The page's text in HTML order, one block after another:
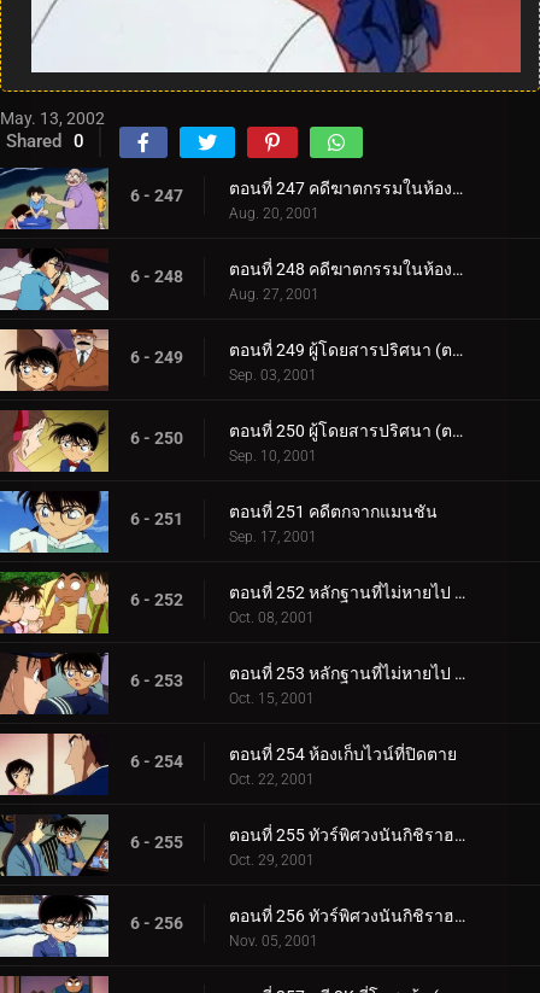
May. 13, 2002
Shared 0
6 - 247 ตอนที่ 247 คดีฆาตกรรมในห้องเรียนเครื่องปั้น (ตอนแรก)
Aug. 20, 2001
6 - 248 ตอนที่ 248 คดีฆาตกรรมในห้องเรียนเครื่องปั้น (ตอนจบ)
Aug. 27, 2001
6 - 249 ตอนที่ 249 ผู้โดยสารปริศนา (ตอนแรก)
Sep. 03, 2001
6 - 250 ตอนที่ 250 ผู้โดยสารปริศนา (ตอนจบ)
Sep. 10, 2001
6 - 251 ตอนที่ 251 คดีตกจากแมนชัน
Sep. 17, 2001
6 - 252 ตอนที่ 252 หลักฐานที่ไม่หายไป (ตอนแรก)
Oct. 08, 2001
6 - 253 ตอนที่ 253 หลักฐานที่ไม่หายไป (ตอนจบ)
Oct. 15, 2001
6 - 254 ตอนที่ 254 ห้องเก็บไวน์ที่ปิดตาย
Oct. 22, 2001
6 - 255 ตอนที่ 255 ทัวร์พิศวงนันกิชิราฮามะ (ตอนแรก)
Oct. 29, 2001
6 - 256 ตอนที่ 256 ทัวร์พิศวงนันกิชิราฮามะ (ตอนจบ)
Nov. 05, 2001